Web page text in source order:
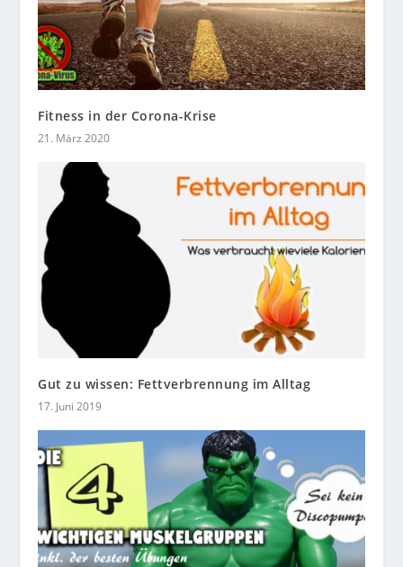
Fitness in der Corona-Krise
21. März 2020
Gut zu wissen: Fettverbrennung im Alltag
17. Juni 2019